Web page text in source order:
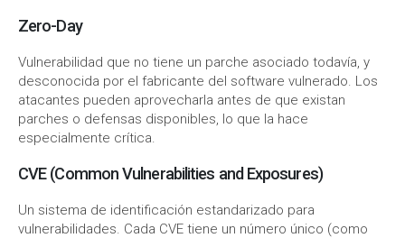
Zero-Day
Vulnerabilidad que no tiene un parche asociado todavía, y
desconocida por el fabricante del software vulnerado. Los
atacantes pueden aprovecharla antes de que existan
parches o defensas disponibles, lo que la hace
especialmente crítica.
CVE (Common Vulnerabilities and Exposures)
Un sistema de identificación estandarizado para
vulnerabilidades. Cada CVE tiene un número único (como